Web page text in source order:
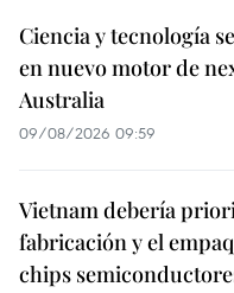
Ciencia y tecnología
en nuevo motor de
Australia
09/08/2026 09:59
Vietnam debería
fabricación y el
chips